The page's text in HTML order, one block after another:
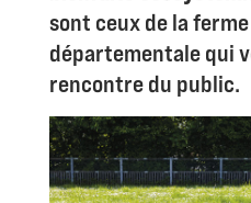
sont ceux de la
départementale qui
rencontre du public.